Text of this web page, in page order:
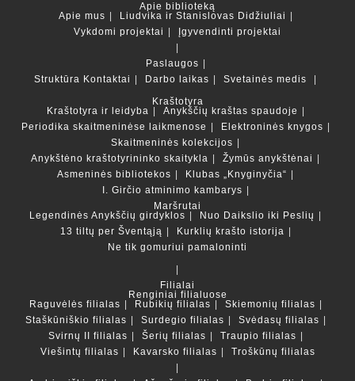
Apie biblioteką
Apie mus
Liudvika ir Stanislovas Didžiuliai
Vykdomi projektai
Įgyvendinti projektai
Paslaugos
Struktūra Kontaktai Darbo laikas
Svetainės medis
Kraštotyra
Kraštotyra ir leidyba
Anykščių kraštas spaudoje
Periodika skaitmeninėse laikmenose
Elektroninės knygos
Skaitmeninės kolekcijos
Anykštėno kraštotyrininko skaitykla
Žymūs anykštėnai
Asmeninės bibliotekos
Klubas „Knyginyčia“
I. Girčio atminimo kambarys
Maršrutai
Legendinės Anykščių girdyklos
Nuo Daikslio iki Peslių
13 tiltų per Šventąją
Kurklių krašto istorija
Ne tik gomuriui pamaloninti
Filialai
Renginiai filialuose
Raguvėlės filialas
Rubikių filialas
Skiemonių filialas
Staškūniškio filialas
Surdegio filialas
Svėdasų filialas
Svirnų II filialas
Šerių filialas
Traupio filialas
Viešintų filialas
Kavarsko filialas Troškūnų filialas